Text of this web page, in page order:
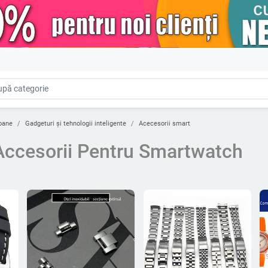
Gadgeturi și tehnologii inteligente Acecesorii smart
Pentru Smartwatch